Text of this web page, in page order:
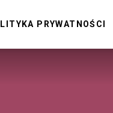
PRYWATNOŚCI